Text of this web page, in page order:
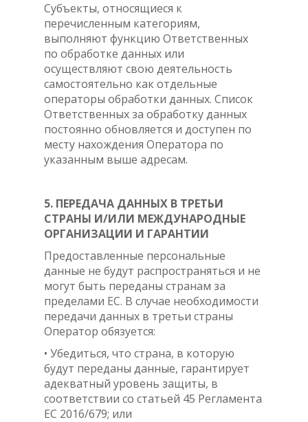
Субъекты, относящиеся к
перечисленным категориям,
выполняют функцию Ответственных
по обработке данных или
осуществляют свою деятельность
самостоятельно как отдельные
операторы обработки данных. Список
Ответственных за обработку данных
постоянно обновляется и доступен по
месту нахождения Оператора по
указанным выше адресам.
5. ПЕРЕДАЧА ДАННЫХ В ТРЕТЬИ
СТРАНЫ И/ИЛИ МЕЖДУНАРОДНЫЕ
ОРГАНИЗАЦИИ И ГАРАНТИИ
Предоставленные персональные
данные не будут распространяться и не
могут быть переданы странам за
пределами ЕС. В случае необходимости
передачи данных в третьи страны
Оператор обязуется:
• Убедиться, что страна, в которую
будут переданы данные, гарантирует
адекватный уровень защиты, в
соответствии со статьей 45 Регламента
ЕС 2016/679; или